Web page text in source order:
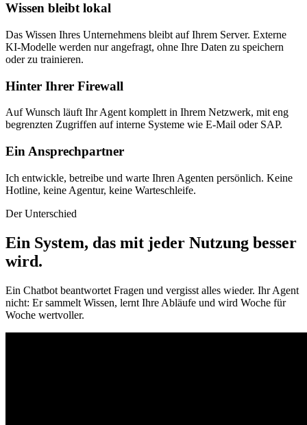
Wissen bleibt lokal
Das Wissen Ihres Unternehmens bleibt auf Ihrem Server. Externe
KI-Modelle werden nur angefragt, ohne Ihre Daten zu speichern
oder zu trainieren.
Hinter Ihrer Firewall
Auf Wunsch läuft Ihr Agent komplett in Ihrem Netzwerk, mit eng
begrenzten Zugriffen auf interne Systeme wie E-Mail oder SAP.
Ein Ansprechpartner
Ich entwickle, betreibe und warte Ihren Agenten persönlich. Keine
Hotline, keine Agentur, keine Warteschleife.
Der Unterschied
Ein System, das mit jeder Nutzung besser
wird.
Ein Chatbot beantwortet Fragen und vergisst alles wieder. Ihr Agent
nicht: Er sammelt Wissen, lernt Ihre Abläufe und wird Woche für
Woche wertvoller.